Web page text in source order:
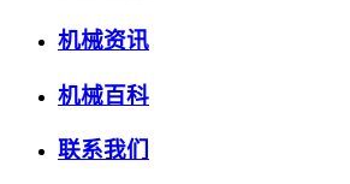
机械资讯
机械百科
联系我们